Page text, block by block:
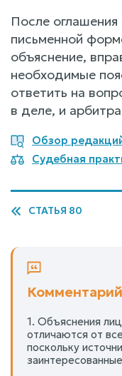
После оглашения
письменной
объяснение,
необходимые
ответить на
в деле, и
Обзор
Судебная
СТАТЬЯ 80
1. Объяснения
отличаются от
поскольку